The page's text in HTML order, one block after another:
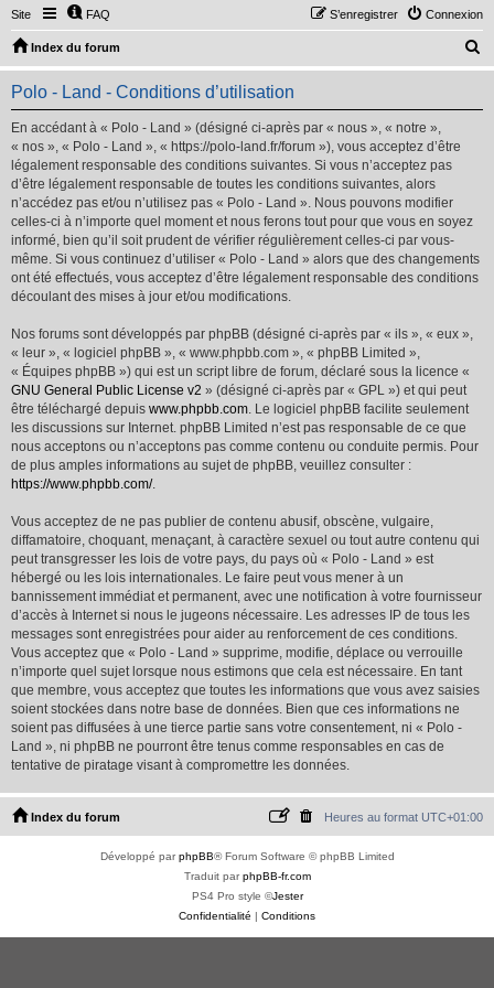
Site FAQ Connexion
S’enregistrer
Index du forum
e
Polo - Land - Conditions d’utilisation
En accédant à « Polo - Land » (désigné ci-après par « nous », « notre »,
« nos », « Polo - Land », « https://polo-land.fr/forum »), vous acceptez d’être
légalement responsable des conditions suivantes. Si vous n’acceptez pas
d’être légalement responsable de toutes les conditions suivantes, alors
n’accédez pas et/ou n’utilisez pas « Polo - Land ». Nous pouvons modifier
celles-ci à n’importe quel moment et nous ferons tout pour que vous en soyez
informé, bien qu’il soit prudent de vérifier régulièrement celles-ci par vous-
même. Si vous continuez d’utiliser « Polo - Land » alors que des changements
ont été effectués, vous acceptez d’être légalement responsable des conditions
découlant des mises à jour et/ou modifications.
Nos forums sont développés par phpBB (désigné ci-après par « ils », « eux »,
« leur », « logiciel phpBB », « www.phpbb.com », « phpBB Limited »,
« Équipes phpBB ») qui est un script libre de forum, déclaré sous la licence «
GNU General Public License v2 » (désigné ci-après par « GPL ») et qui peut
être téléchargé depuis www.phpbb.com. Le logiciel phpBB facilite seulement
les discussions sur Internet. phpBB Limited n’est pas responsable de ce que
nous acceptons ou n’acceptons pas comme contenu ou conduite permis. Pour
de plus amples informations au sujet de phpBB, veuillez consulter :
https://www.phpbb.com/.
Vous acceptez de ne pas publier de contenu abusif, obscène, vulgaire,
diffamatoire, choquant, menaçant, à caractère sexuel ou tout autre contenu qui
peut transgresser les lois de votre pays, du pays où « Polo - Land » est
hébergé ou les lois internationales. Le faire peut vous mener à un
bannissement immédiat et permanent, avec une notification à votre fournisseur
d’accès à Internet si nous le jugeons nécessaire. Les adresses IP de tous les
messages sont enregistrées pour aider au renforcement de ces conditions.
Vous acceptez que « Polo - Land » supprime, modifie, déplace ou verrouille
n’importe quel sujet lorsque nous estimons que cela est nécessaire. En tant
que membre, vous acceptez que toutes les informations que vous avez saisies
soient stockées dans notre base de données. Bien que ces informations ne
soient pas diffusées à une tierce partie sans votre consentement, ni « Polo -
Land », ni phpBB ne pourront être tenus comme responsables en cas de
tentative de piratage visant à compromettre les données.
Index du forum Heures au format UTC+01:00
Développé parphpBB® Forum Software © phpBB Limited
Traduit parphpBB-fr.com
PS4 Pro style ©Jester
Confidentialité | Conditions